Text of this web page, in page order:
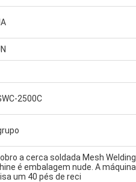
2500C
a cerca soldada Mesh Welding
é embalagem nude. A máquina
um 40 pés de reci